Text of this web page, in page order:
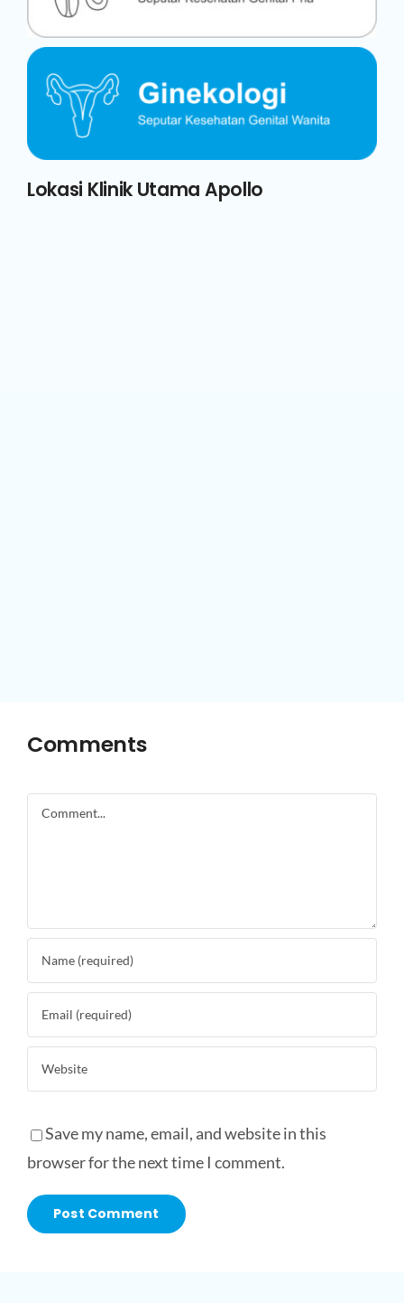
Lokasi Klinik Utama Apollo
Comments
Comment
Save my name, email, and website in this
browser for the next time I comment.